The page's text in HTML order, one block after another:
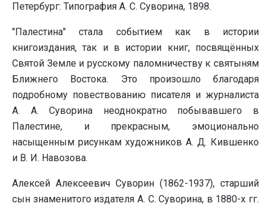
Петербург: Типография А. С. Суворина, 1898.
"Палестина" стала событием как в истории
книгоиздания, так и в истории книг, посвящённых
Святой Земле и русскому паломничеству к святыням
Ближнего Востока. Это произошло благодаря
подробному повествованию писателя и журналиста
А. А. Суворина неоднократно побывавшего в
Палестине, и прекрасным, эмоционально
насыщенным рисункам художников А. Д. Кившенко
и В. И. Навозова.
Алексей Алексеевич Суворин (1862-1937), старший
сын знаменитого издателя А. С. Суворина, в 1880-х гг.